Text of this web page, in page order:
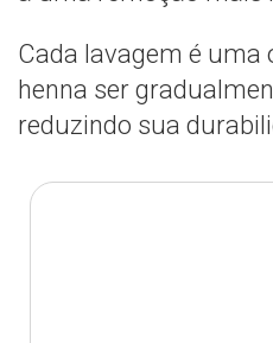
Cada lavagem é uma
henna ser
reduzindo sua